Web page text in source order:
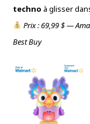
techno à glisser
Prix : 69,99 $ —
Best Buy